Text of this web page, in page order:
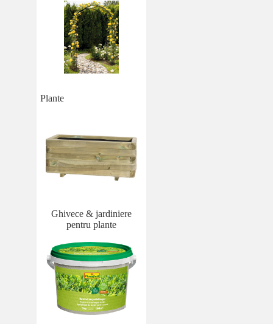
Plante
Ghivece & jardiniere
pentru plante